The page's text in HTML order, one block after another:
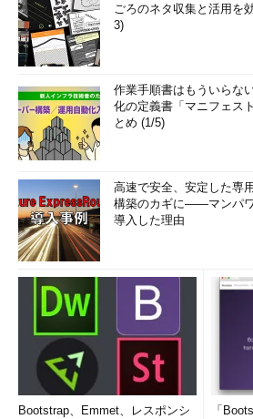
ごろのネタ収集と活用を
3)
作業手順書はもういらな
化の定義書「マニフェス
とめ (1/5)
高速で安全、安定した専
構築のカギに――マンパ
導入した理由
Bootstrap、Emmet、レスポンシ
「